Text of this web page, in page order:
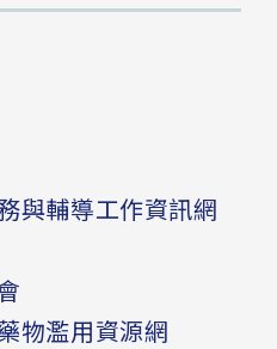
與輔導工作資訊網
物濫用資源網